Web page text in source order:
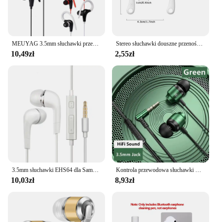
equipment, these headphones are tailored to meet
your needs.
10,49zł
Stereo słuchawki douszne przenośna słuchawka 3.5mm o wysokiej rozdzielczości głęboki bas słuchawki do muzyki redukcji szumów
2,55zł
10,03zł 8,93zł